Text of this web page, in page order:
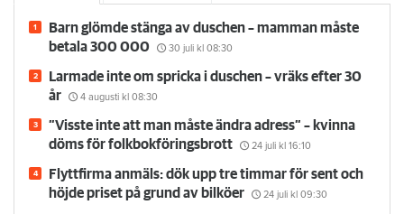
Barn glömde stänga av duschen – mamman måste
betala 300 000
30 juli kl 08:30
Larmade inte om spricka i duschen – vräks efter 30
år
4 augusti kl 08:30
”Visste inte att man måste ändra adress” – kvinna
döms för folkbokföringsbrott
24 juli kl 16:10
Flyttfirma anmäls: dök upp tre timmar för sent och
höjde priset på grund av bilköer
24 juli kl 09:30